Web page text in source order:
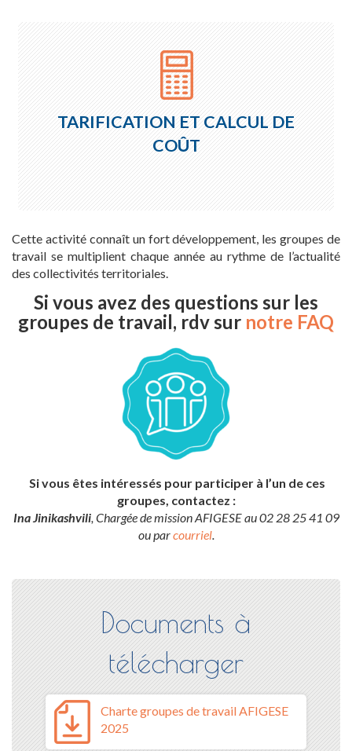
TARIFICATION ET CALCUL DE
COÛT
Cette activité connaît un fort développement, les groupes de
travail se multiplient chaque année au rythme de l’actualité
des collectivités territoriales.
Si vous avez des questions sur les
groupes de travail, rdv sur notre FAQ
Si vous êtes intéressés pour participer à l’un de ces
groupes, contactez :
Ina Jinikashvili, Chargée de mission AFIGESE au 02 28 25 41 09
ou parcourriel.
Documents à
télécharger
Charte groupes de travail AFIGESE
2025